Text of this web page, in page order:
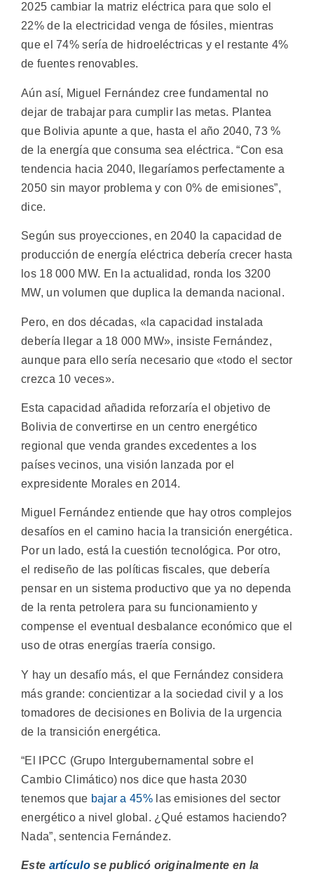
2025 cambiar la matriz eléctrica para que solo el
22% de la electricidad venga de fósiles, mientras
que el 74% sería de hidroeléctricas y el restante 4%
de fuentes renovables.
Aún así, Miguel Fernández cree fundamental no
dejar de trabajar para cumplir las metas. Plantea
que Bolivia apunte a que, hasta el año 2040, 73 %
de la energía que consuma sea eléctrica. “Con esa
tendencia hacia 2040, llegaríamos perfectamente a
2050 sin mayor problema y con 0% de emisiones”,
dice.
Según sus proyecciones, en 2040 la capacidad de
producción de energía eléctrica debería crecer hasta
los 18 000 MW. En la actualidad, ronda los 3200
MW, un volumen que duplica la demanda nacional.
Pero, en dos décadas, «la capacidad instalada
debería llegar a 18 000 MW», insiste Fernández,
aunque para ello sería necesario que «todo el sector
crezca 10 veces».
Esta capacidad añadida reforzaría el objetivo de
Bolivia de convertirse en un centro energético
regional que venda grandes excedentes a los
países vecinos, una visión lanzada por el
expresidente Morales en 2014.
Miguel Fernández entiende que hay otros complejos
desafíos en el camino hacia la transición energética.
Por un lado, está la cuestión tecnológica. Por otro,
el rediseño de las políticas fiscales, que debería
pensar en un sistema productivo que ya no dependa
de la renta petrolera para su funcionamiento y
compense el eventual desbalance económico que el
uso de otras energías traería consigo.
Y hay un desafío más, el que Fernández considera
más grande: concientizar a la sociedad civil y a los
tomadores de decisiones en Bolivia de la urgencia
de la transición energética.
“El IPCC (Grupo Intergubernamental sobre el
Cambio Climático) nos dice que hasta 2030
tenemos que bajar a 45%las emisiones del sector
energético a nivel global. ¿Qué estamos haciendo?
Nada”, sentencia Fernández.
Este artículose publicó originalmente en la